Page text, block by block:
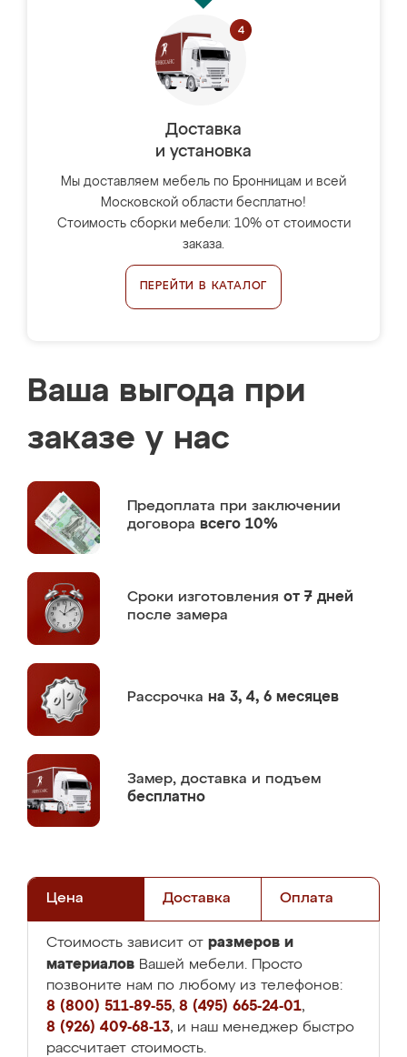
Доставка
и установка
Мы доставляем мебель по Бронницам и всей
Московской области бесплатно!
Стоимость сборки мебели: 10% от стоимости
заказа.
ПЕРЕЙТИ В КАТАЛОГ
Ваша выгода при
заказе у нас
Предоплата при заключении
договора всего 10%
Сроки изготовления от 7 дней
после замера
Рассрочка на 3, 4, 6 месяцев
Замер, доставка и подъем
бесплатно
Цена Доставка Оплата
Стоимость зависит от размеров и
материалов Вашей мебели. Просто
позвоните нам по любому из телефонов:
8 (800) 511-89-55, 8 (495) 665-24-01,
8 (926) 409-68-13, и наш менеджер быстро
рассчитает стоимость.